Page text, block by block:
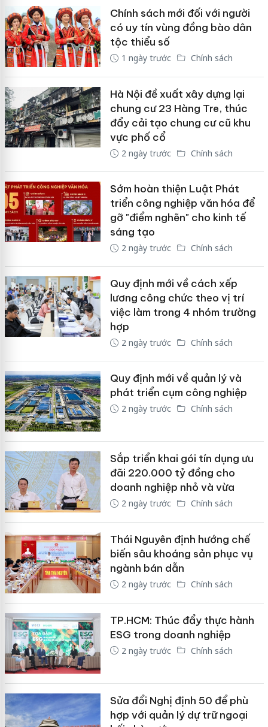
Chính sách mới đối với người
có uy tín vùng đồng bào dân
tộc thiểu số
1 ngày trước Chính sách
Hà Nội đề xuất xây dựng lại
chung cư 23 Hàng Tre, thúc
đẩy cải tạo chung cư cũ khu
vực phố cổ
2 ngày trước Chính sách
Sớm hoàn thiện Luật Phát
triển công nghiệp văn hóa để
gỡ "điểm nghẽn" cho kinh tế
sáng tạo
2 ngày trước Chính sách
Quy định mới về cách xếp
lương công chức theo vị trí
việc làm trong 4 nhóm trường
hợp
2 ngày trước Chính sách
Quy định mới về quản lý và
phát triển cụm công nghiệp
2 ngày trước Chính sách
Sắp triển khai gói tín dụng ưu
đãi 220.000 tỷ đồng cho
doanh nghiệp nhỏ và vừa
2 ngày trước Chính sách
Thái Nguyên định hướng chế
biến sâu khoáng sản phục vụ
ngành bán dẫn
2 ngày trước Chính sách
TP.HCM: Thúc đẩy thực hành
ESG trong doanh nghiệp
2 ngày trước Chính sách
Sửa đổi Nghị định 50 để phù
hợp với quản lý dự trữ ngoại